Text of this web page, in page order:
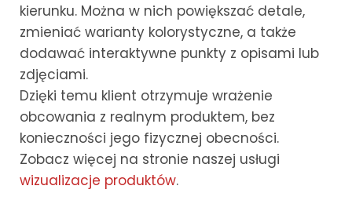
kierunku. Można w nich powiększać detale,
zmieniać warianty kolorystyczne, a także
dodawać interaktywne punkty z opisami lub
zdjęciami.
Dzięki temu klient otrzymuje wrażenie
obcowania z realnym produktem, bez
konieczności jego fizycznej obecności.
Zobacz więcej na stronie naszej usługi
wizualizacje produktów.